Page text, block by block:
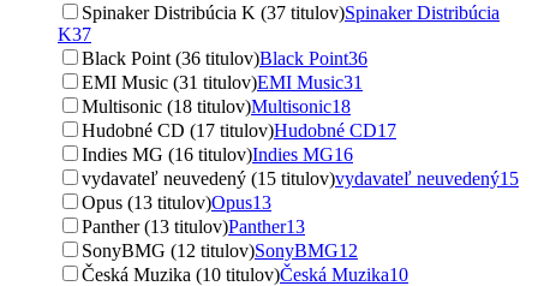
Spinaker Distribúcia K (37 titulov)Spinaker Distribúcia
K37
Black Point (36 titulov)Black Point36
EMI Music (31 titulov)EMI Music31
Multisonic (18 titulov)Multisonic18
Hudobné CD (17 titulov)Hudobné CD17
Indies MG (16 titulov)Indies MG16
vydavateľ neuvedený (15 titulov)vydavateľ neuvedený15
Opus (13 titulov)Opus13
Panther (13 titulov)Panther13
SonyBMG (12 titulov)SonyBMG12
Česká Muzika (10 titulov)Česká Muzika10